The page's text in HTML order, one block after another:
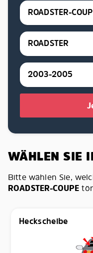
ROADSTER-
ROADSTER
2003-2005
WÄHLEN SIE
Bitte wählen Sie,
ROADSTER-COUPE
Heckscheibe